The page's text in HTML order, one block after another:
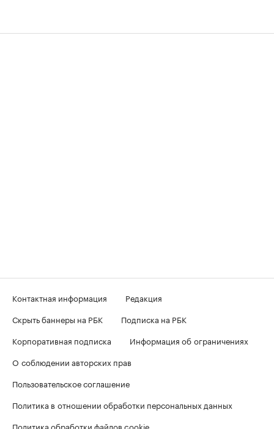
Контактная информация
Редакция
Скрыть баннеры на РБК
Подписка на РБК
Корпоративная подписка
Информация об ограничениях
О соблюдении авторских прав
Пользовательское соглашение
Политика в отношении обработки персональных данных
Политика обработки файлов cookie